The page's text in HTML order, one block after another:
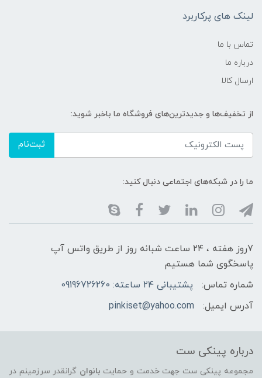
لینک های پرکاربرد
تماس با ما
درباره ما
ارسال کالا
از تخفیف‌ها و جدیدترین‌های فروشگاه ما باخبر شوید:
ثبت‌نام
ما را در شبکه‌های اجتماعی دنبال کنید:
7روز هفته ، ۲۴ ساعت شبانه‌ روز از طریق واتس آپ
پاسخگوی شما هستیم
شماره تماس:
پشتیبانی ۲۴ ساعته: 09196726260
آدرس ایمیل:
pinkiset@yahoo.com
درباره پینکی ست
مجموعه پینکی ست جهت خدمت و حمایت بانوان گرانقدر سرزمینم در